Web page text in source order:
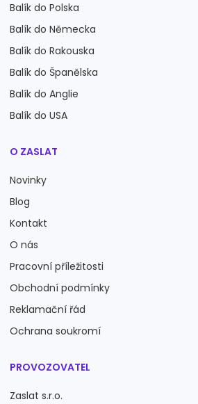
Balík do Polska
Balík do Německa
Balík do Rakouska
Balík do Španělska
Balík do Anglie
Balík do USA
O ZASLAT
Novinky
Blog
Kontakt
O nás
Pracovní příležitosti
Obchodní podmínky
Reklamační řád
Ochrana soukromí
PROVOZOVATEL
Zaslat s.r.o.